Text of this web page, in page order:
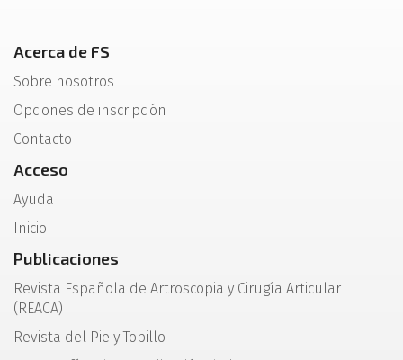
Acerca de FS
Sobre nosotros
Opciones de inscripción
Contacto
Acceso
Ayuda
Inicio
Publicaciones
Revista Española de Artroscopia y Cirugía Articular
(REACA)
Revista del Pie y Tobillo